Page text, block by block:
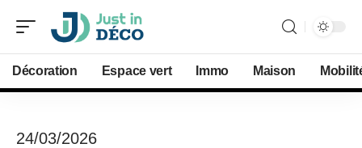
Décoration Espace vert Immo Maison
24/03/2026